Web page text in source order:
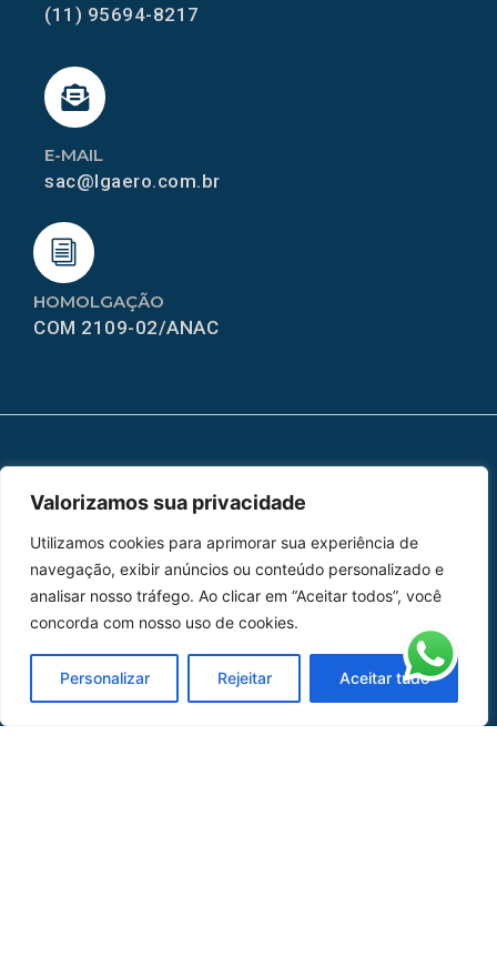
Valorizamos sua privacidade
Utilizamos cookies para aprimorar sua experiência de
navegação, exibir anúncios ou conteúdo personalizado e
analisar nosso tráfego. Ao clicar em “Aceitar todos”, você
concorda com nosso uso de cookies.
Personalizar Rejeitar Aceitar tudo
HOMOLGAÇÃO
COM 2109-02/ANAC
E-MAIL
sac@lgaero.com.br
(11) 95694-8217
Peças
Catálogo de Aplicações
Oficina de Mangueiras